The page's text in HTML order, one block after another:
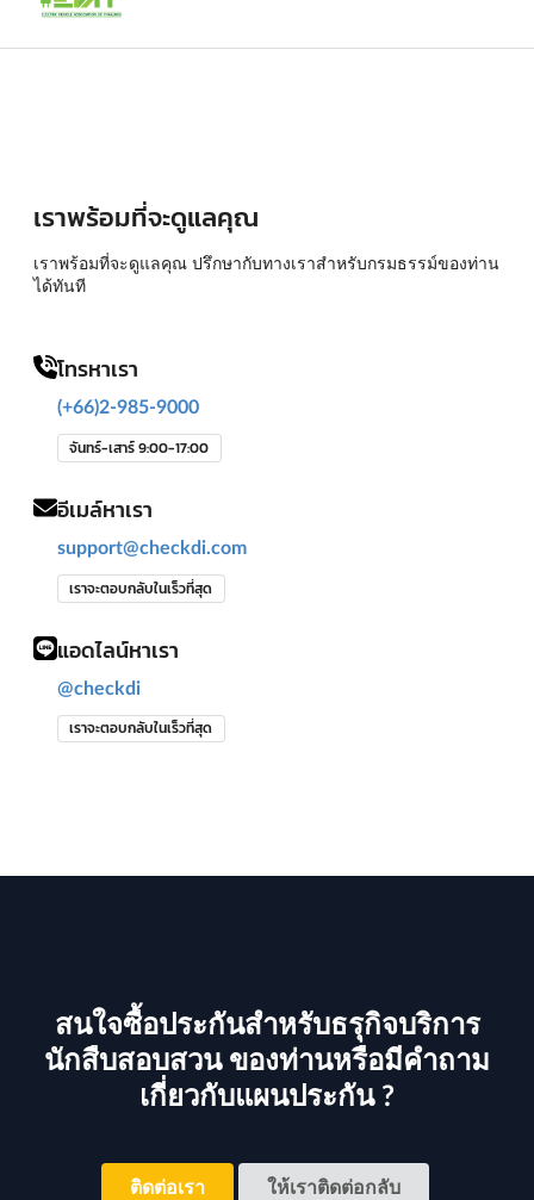
เราพร้อมที่จะดูแลคุณ
เราพร้อมที่จะดูแลคุณ ปรึกษากับทางเราสำหรับกรมธรรม์ของท่าน
ได้ทันที
โทรหาเรา
(+66)2-985-9000
จันทร์-เสาร์ 9:00-17:00
อีเมล์หาเรา
support@checkdi.com
เราจะตอบกลับในเร็วที่สุด
แอดไลน์หาเรา
@checkdi
เราจะตอบกลับในเร็วที่สุด
สนใจซื้อประกันสำหรับธรุกิจบริการ
นักสืบสอบสวน ของท่านหรือมีคำถาม
เกี่ยวกับแผนประกัน ?
ติดต่อเรา ให้เราติดต่อกลับ